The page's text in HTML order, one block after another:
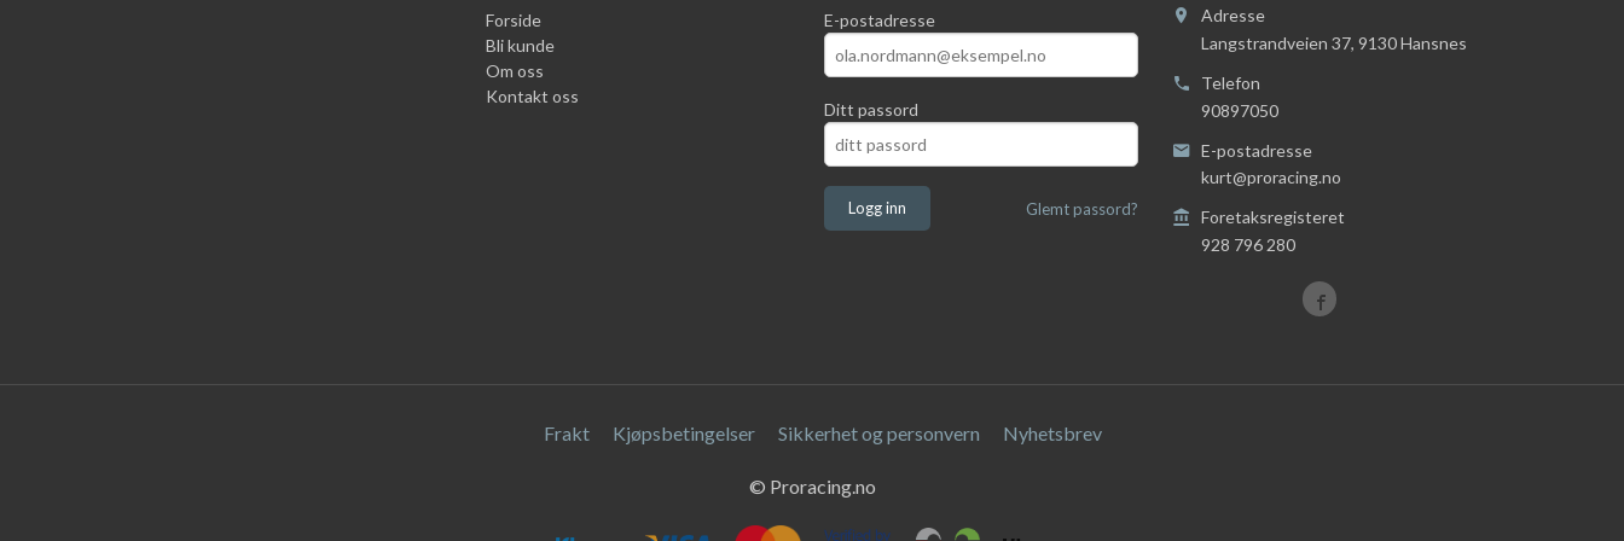
Forside
Bli kunde
Om oss
Kontakt oss
E-postadresse
Ditt passord
Glemt passord?
Adresse
Langstrandveien 37, 9130Hansnes
Telefon
90897050
E-postadresse
kurt@proracing.no
Foretaksregisteret
928 796 280
Frakt Kjøpsbetingelser Sikkerhet og personvern Nyhetsbrev
© Proracing.no